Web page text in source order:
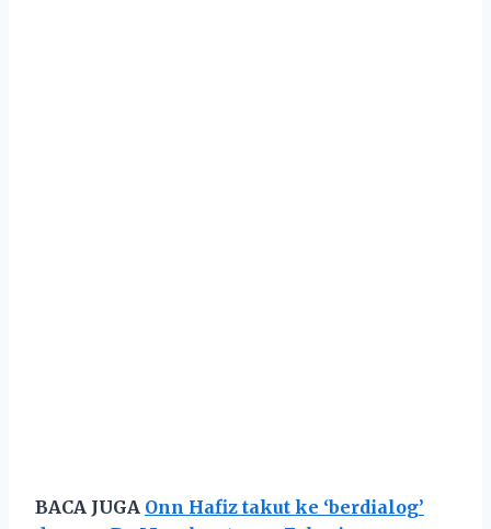
BACA JUGA Onn Hafiz takut ke ‘berdialog’